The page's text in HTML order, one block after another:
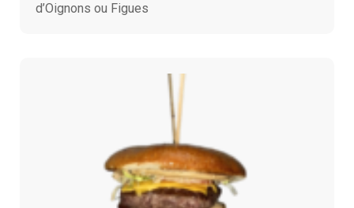
d’Oignons ou Figues